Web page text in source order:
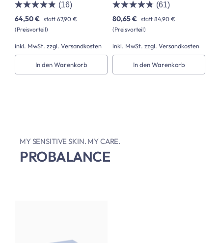
(16)
64,50 € statt 67,90 €
(Preisvorteil)
inkl. MwSt. zzgl. Versandkosten
In den Warenkorb
(61)
80,65 € statt 84,90 €
(Preisvorteil)
inkl. MwSt. zzgl. Versandkosten
In den Warenkorb
MY SENSITIVE SKIN. MY CARE.
PROBALANCE